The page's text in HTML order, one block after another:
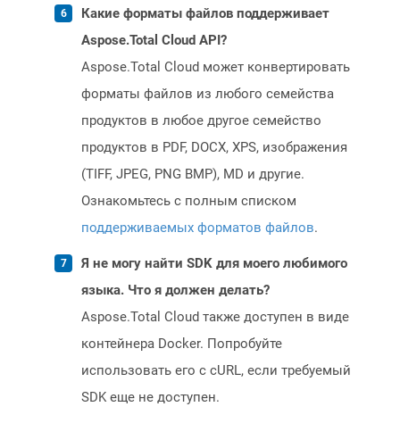
Какие форматы файлов поддерживает
Aspose.Total Cloud API?
Aspose.Total Cloud может конвертировать
форматы файлов из любого семейства
продуктов в любое другое семейство
продуктов в PDF, DOCX, XPS, изображения
(TIFF, JPEG, PNG BMP), MD и другие.
Ознакомьтесь с полным списком
поддерживаемых форматов файлов.
Я не могу найти SDK для моего любимого
языка. Что я должен делать?
Aspose.Total Cloud также доступен в виде
контейнера Docker. Попробуйте
использовать его с cURL, если требуемый
SDK еще не доступен.